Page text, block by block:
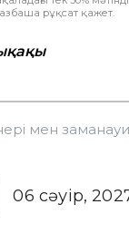
рұқсат қажет.
мен
06 сәуір,